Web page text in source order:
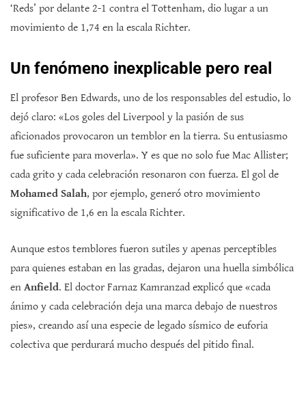
‘Reds’ por delante 2-1 contra el Tottenham, dio lugar a un
movimiento de 1,74 en la escala Richter.
Un fenómeno inexplicable pero real
El profesor Ben Edwards, uno de los responsables del estudio, lo
dejó claro: «Los goles del Liverpool y la pasión de sus
aficionados provocaron un temblor en la tierra. Su entusiasmo
fue suficiente para moverla». Y es que no solo fue Mac Allister;
cada grito y cada celebración resonaron con fuerza. El gol de
Mohamed Salah, por ejemplo, generó otro movimiento
significativo de 1,6 en la escala Richter.
Aunque estos temblores fueron sutiles y apenas perceptibles
para quienes estaban en las gradas, dejaron una huella simbólica
en Anfield. El doctor Farnaz Kamranzad explicó que «cada
ánimo y cada celebración deja una marca debajo de nuestros
pies», creando así una especie de legado sísmico de euforia
colectiva que perdurará mucho después del pitido final.